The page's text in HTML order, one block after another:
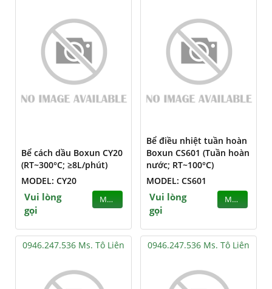
Bể cách dầu Boxun CY20
(RT~300°C; ≥8L/phút)
MODEL: CY20
Vui lòng
gọi
MUA
Bể điều nhiệt tuần hoàn
Boxun CS601 (Tuần hoàn
nước; RT~100°C)
MODEL: CS601
Vui lòng
gọi
MUA
0946.247.536 Ms. Tô Liên 0946.247.536 Ms. Tô Liên